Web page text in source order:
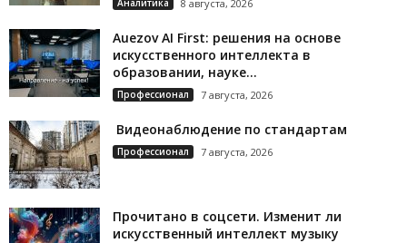
Аналитика 8 августа, 2026
Auezov AI First: решения на основе
искусственного интеллекта в
образовании, науке...
Профессионал 7 августа, 2026
Видеонаблюдение по стандартам
Профессионал 7 августа, 2026
Прочитано в соцсети. Изменит ли
искусственный интеллект музыку